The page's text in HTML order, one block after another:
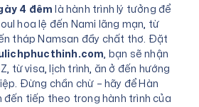
4 đêmlà hành trình lý tưởng để
hoa lệ đến Nami lãng mạn, từ
tháp Namsan đầy chất thơ. Đặt
, bạn sẽ nhận
từ visa, lịch trình, ăn ở đến hướng
Đừng chần chừ – hãy để Hàn
tiếp theo trong hành trình của